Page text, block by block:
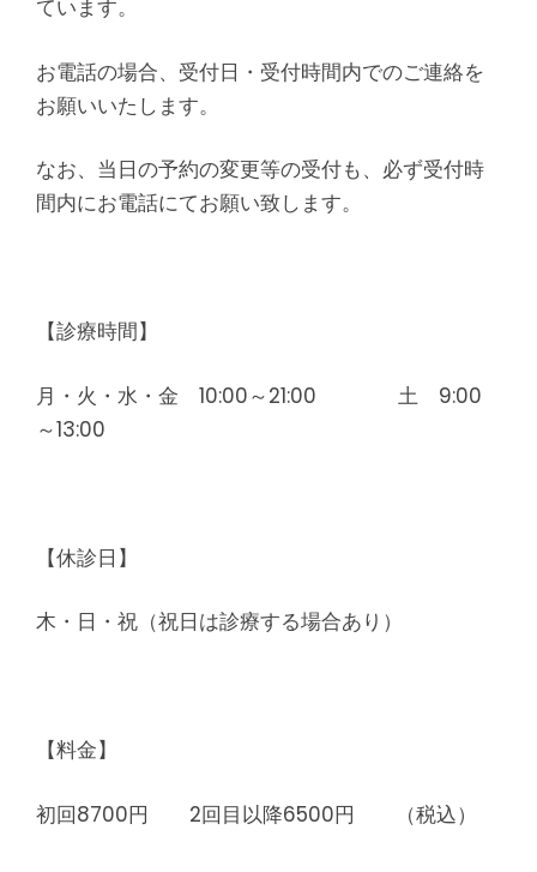
ています。
お電話の場合、受付日・受付時間内でのご連絡を
お願いいたします。
なお、当日の予約の変更等の受付も、必ず受付時
間内にお電話にてお願い致します。
【診療時間】
月・火・水・金 10:00～21:00 土 9:00
～13:00
【休診日】
木・日・祝（祝日は診療する場合あり）
【料金】
初回8700円 2回目以降6500円 （税込）